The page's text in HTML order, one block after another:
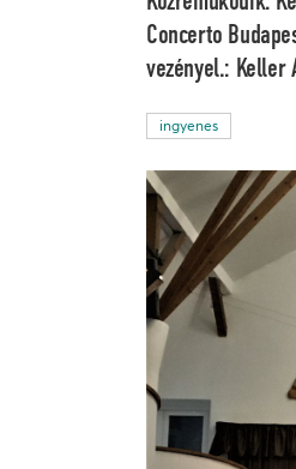
Concerto
vezényel.: Keller
ingyenes